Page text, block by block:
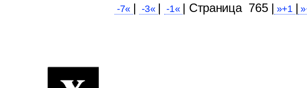
-7« | -3« | -1« | Cтраница 765 | »+1 |